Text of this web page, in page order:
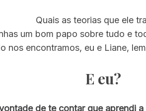
Quais as teorias que ele
um bom papo sobre tudo e
nos encontramos, eu e Liane,
E eu?
de te contar que aprendi